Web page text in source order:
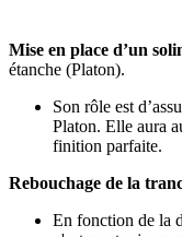
Mise en place d’un
étanche (Platon).
Son rôle est
Platon. Elle aura
finition parfaite.
Rebouchage de la
En fonction de la